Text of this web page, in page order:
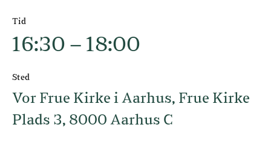
Tid
16:30 – 18:00
Sted
Vor Frue Kirke i Aarhus, Frue Kirke
Plads 3, 8000 Aarhus C